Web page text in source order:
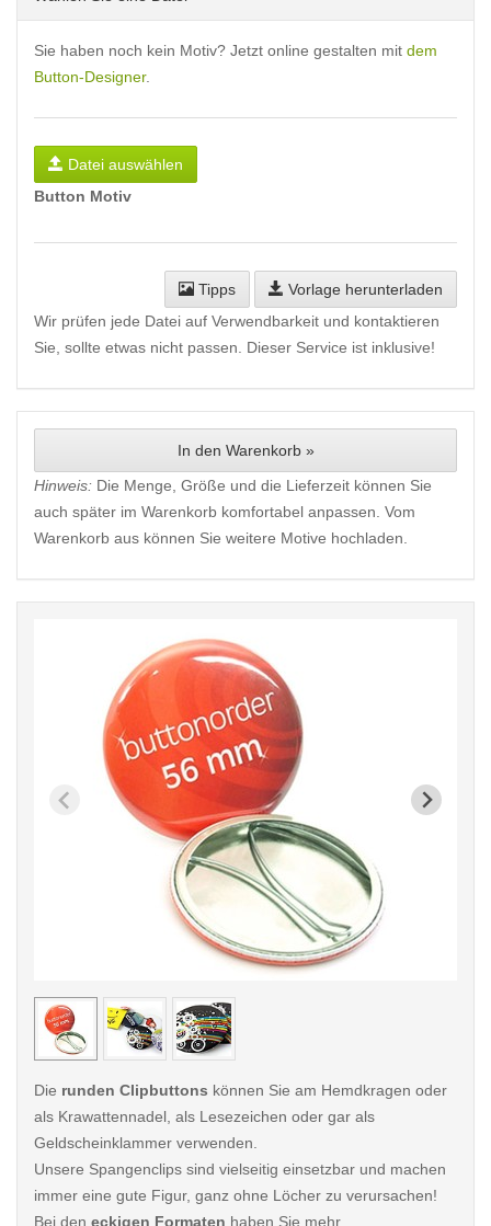
Sie haben noch kein Motiv? Jetzt online gestalten mit dem
Button-Designer.
Datei auswählen
Button Motiv
Tipps
Vorlage herunterladen
Wir prüfen jede Datei auf Verwendbarkeit und kontaktieren
Sie, sollte etwas nicht passen. Dieser Service ist inklusive!
In den Warenkorb »
Hinweis: Die Menge, Größe und die Lieferzeit können Sie
auch später im Warenkorb komfortabel anpassen. Vom
Warenkorb aus können Sie weitere Motive hochladen.
< /picture>
Die runden Clipbuttons können Sie am Hemdkragen oder
als Krawattennadel, als Lesezeichen oder gar als
Geldscheinklammer verwenden.
Unsere Spangenclips sind vielseitig einsetzbar und machen
immer eine gute Figur, ganz ohne Löcher zu verursachen!
Bei den eckigen Formaten haben Sie mehr